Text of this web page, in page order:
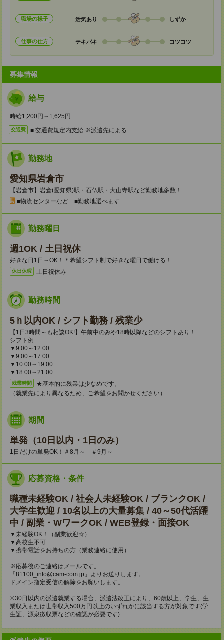
職場の様子 活気あり しずか
仕事の仕方 テキパキ コツコツ
募集情報
給与
時給1,200円～1,625円
交通費 ■ 交通費規定内支給 ※派遣先による
勤務地
愛知県岩倉市
【岩倉市】岩倉(愛知県)駅・石仏駅・大山寺駅など勤務地多数！
■物流センターなど ■勤務地選べます
勤務曜日
週1OK / 土日祝休
好きな日1日～OK！＊希望シフト制で好きな曜日で働ける！
休日休暇 土日祝休み
勤務時間
5ｈ以内OK / シフト勤務 / 残業少
【1日3時間～も相談OK!】午前中のみや18時以降などのシフトあり！
シフト例
▼9:00～12:00
▼9:00～17:00
▼10:00～19:00
▼18:00～21:00
残業時間
★基本的に残業は少なめです。
（就業先により異なるため、ご希望をお聞かせください）
期間
単発（10日以内・1日のみ）
1日だけの単発OK！＃8月～ ＃9月～
応募資格・条件
職種未経験OK / 社会人未経験OK / ブランクOK /
大学生歓迎 / 10名以上の大量募集 / 40～50代活躍
中 / 副業・WワークOK / WEB登録・面接OK
▼未経験OK！（副業歓迎☆）
▼高校生不可
▼携帯電話をお持ちの方（業務連絡に使用）
※応募後のご連絡はメールです。
「81100_info@cam-com.jp」よりお送りします。
ドメイン指定受信の解除をお願いします。
※30日以内の派遣就業する場合、派遣法改正により、60歳以上、学生、生
業収入または世帯収入500万円以上のいずれかに該当する方が対象です(学
生証、源泉徴収票などの確認が必要です)